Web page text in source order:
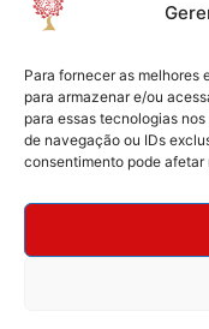
Para fornecer as melhores
para armazenar e/ou
para essas tecnologias
de navegação ou IDs
consentimento pode